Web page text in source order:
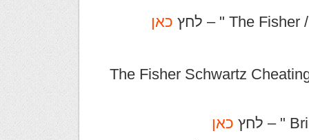
כאן
" The Fisher Schwartz
כאן